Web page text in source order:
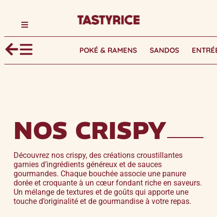
POKÉ & RAMENS SANDOS
NOS CRISPY
Découvrez nos crispy, des créations croustillantes
garnies d’ingrédients généreux et de sauces
gourmandes. Chaque bouchée associe une panure
dorée et croquante à un cœur fondant riche en saveurs.
Un mélange de textures et de goûts qui apporte une
touche d’originalité et de gourmandise à votre repas.